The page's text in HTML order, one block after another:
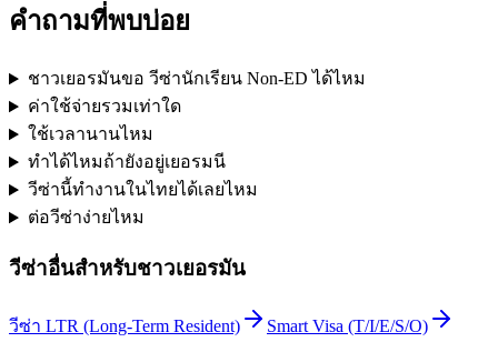
คำถามที่พบบ่อย
ชาวเยอรมันขอ วีซ่านักเรียน Non-ED ได้ไหม
ค่าใช้จ่ายรวมเท่าใด
ใช้เวลานานไหม
ทำได้ไหมถ้ายังอยู่เยอรมนี
วีซ่านี้ทำงานในไทยได้เลยไหม
ต่อวีซ่าง่ายไหม
วีซ่าอื่นสำหรับชาวเยอรมัน
วีซ่า LTR (Long-Term Resident)
Smart Visa (T/I/E/S/O)